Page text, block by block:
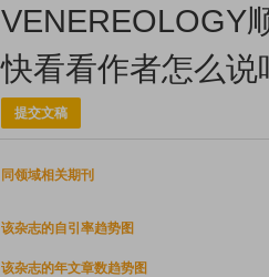
VENEREOLOGY
快看看作者怎么说
提交文稿
同领域相关期刊
该杂志的自引率趋势图
该杂志的年文章数趋势图